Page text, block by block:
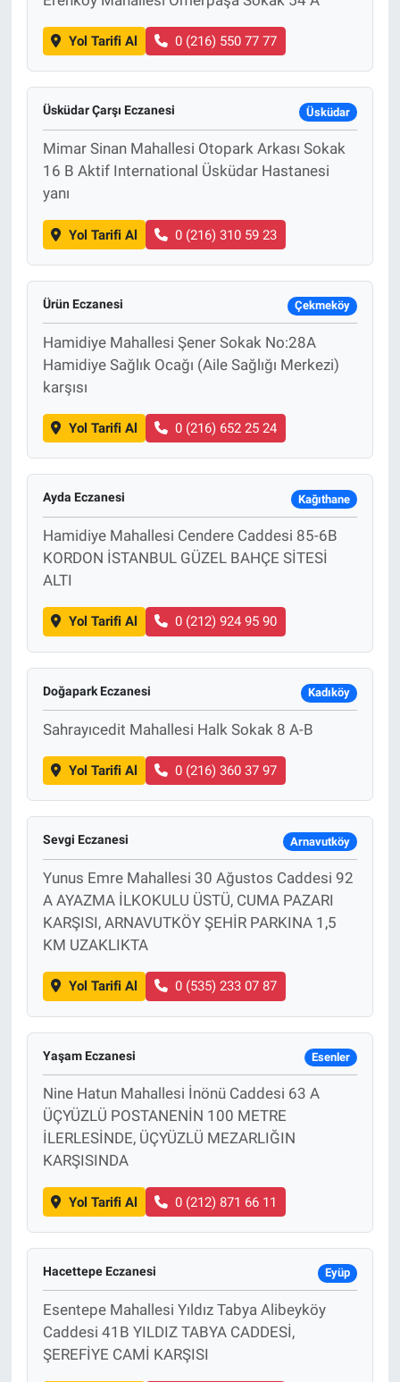
Yol Tarifi Al 0 (216) 550 77 77
Üsküdar Çarşı Eczanesi Üsküdar
Mimar Sinan Mahallesi Otopark Arkası Sokak
16 B Aktif International Üsküdar Hastanesi
yanı
Yol Tarifi Al 0 (216) 310 59 23
Ürün Eczanesi Çekmeköy
Hamidiye Mahallesi Şener Sokak No:28A
Hamidiye Sağlık Ocağı (Aile Sağlığı Merkezi)
karşısı
Yol Tarifi Al 0 (216) 652 25 24
Ayda Eczanesi Kağıthane
Hamidiye Mahallesi Cendere Caddesi 85-6B
KORDON İSTANBUL GÜZEL BAHÇE SİTESİ
ALTI
Yol Tarifi Al 0 (212) 924 95 90
Doğapark Eczanesi Kadıköy
Sahrayıcedit Mahallesi Halk Sokak 8 A-B
Yol Tarifi Al 0 (216) 360 37 97
Sevgi Eczanesi Arnavutköy
Yunus Emre Mahallesi 30 Ağustos Caddesi 92
A AYAZMA İLKOKULU ÜSTÜ, CUMA PAZARI
KARŞISI, ARNAVUTKÖY ŞEHİR PARKINA 1,5
KM UZAKLIKTA
Yol Tarifi Al 0 (535) 233 07 87
Yaşam Eczanesi Esenler
Nine Hatun Mahallesi İnönü Caddesi 63 A
ÜÇYÜZLÜ POSTANENİN 100 METRE
İLERLESİNDE, ÜÇYÜZLÜ MEZARLIĞIN
KARŞISINDA
Yol Tarifi Al 0 (212) 871 66 11
Hacettepe Eczanesi Eyüp
Esentepe Mahallesi Yıldız Tabya Alibeyköy
Caddesi 41B YILDIZ TABYA CADDESİ,
ŞEREFİYE CAMİ KARŞISI